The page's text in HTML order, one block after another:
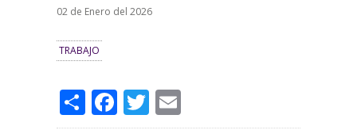
02 de Enero del 2026
TRABAJO
ShareFacebook
Twitter